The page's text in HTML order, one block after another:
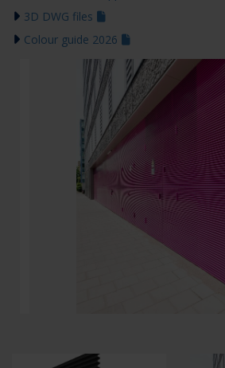
3D DWG files
Colour guide 2026